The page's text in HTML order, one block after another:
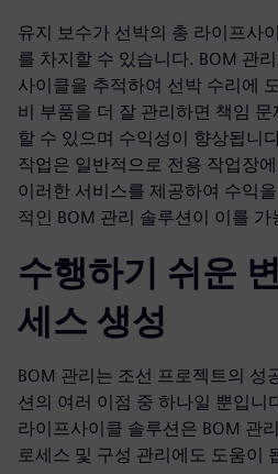
유지 보수가 선박의 총 라이프사
를 차지할 수 있습니다. BOM 관
사이클을 추적하여 선박 수리에
비 부품을 더 잘 관리하면 책임
할 수 있으며 수익성이 향상됩니
작업은 일반적으로 전용 작업장
이러한 서비스를 제공하여 수익
적인 BOM 관리 솔루션이 이를 가
수행하기 쉬운
세스 생성
BOM 관리는 조선 프로젝트의 성
션의 여러 이점 중 하나일 뿐입니
라이프사이클 솔루션은 BOM 관
로세스 및 구성 관리에도 도움이